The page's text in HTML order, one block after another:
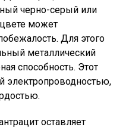
черно-серый или
может
Для этого
металлический
способность. Этот
электропроводностью,
оставляет